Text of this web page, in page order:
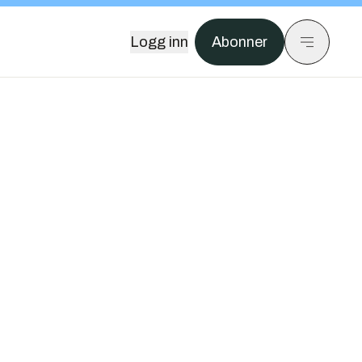
Logg inn Abonner